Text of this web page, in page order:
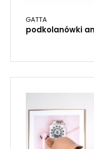
GATTA
podkolanówki